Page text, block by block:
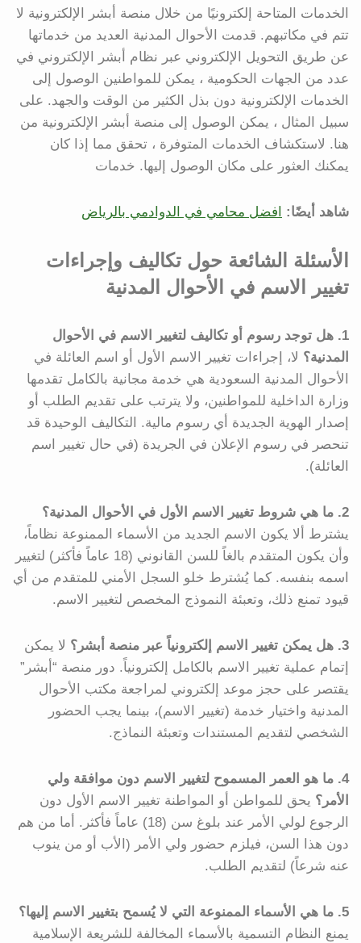
الخدمات المتاحة إلكترونيًا من خلال منصة أبشر الإلكترونية لا
تتم في مكاتبهم. قدمت الأحوال المدنية العديد من خدماتها
عن طريق التحويل الإلكتروني عبر نظام أبشر الإلكتروني في
عدد من الجهات الحكومية ، يمكن للمواطنين الوصول إلى
الخدمات الإلكترونية دون بذل الكثير من الوقت والجهد. على
سبيل المثال ، يمكن الوصول إلى منصة أبشر الإلكترونية من
هنا. لاستكشاف الخدمات المتوفرة ، تحقق مما إذا كان
يمكنك العثور على مكان الوصول إليها. خدمات
شاهد أيضًا: افضل محامي في الدوادمي بالرياض
الأسئلة الشائعة حول تكاليف وإجراءات
تغيير الاسم في الأحوال المدنية
1. هل توجد رسوم أو تكاليف لتغيير الاسم في الأحوال
المدنية؟ لا، إجراءات تغيير الاسم الأول أو اسم العائلة في
الأحوال المدنية السعودية هي خدمة مجانية بالكامل تقدمها
وزارة الداخلية للمواطنين، ولا يترتب على تقديم الطلب أو
إصدار الهوية الجديدة أي رسوم مالية. التكاليف الوحيدة قد
تنحصر في رسوم الإعلان في الجريدة (في حال تغيير اسم
العائلة).
2. ما هي شروط تغيير الاسم الأول في الأحوال المدنية؟
يشترط ألا يكون الاسم الجديد من الأسماء الممنوعة نظاماً،
وأن يكون المتقدم بالغاً للسن القانوني (18 عاماً فأكثر) لتغيير
اسمه بنفسه. كما يُشترط خلو السجل الأمني للمتقدم من أي
قيود تمنع ذلك، وتعبئة النموذج المخصص لتغيير الاسم.
3. هل يمكن تغيير الاسم إلكترونياً عبر منصة أبشر؟
لا يمكن
إتمام عملية تغيير الاسم بالكامل إلكترونياً. دور منصة “أبشر”
يقتصر على حجز موعد إلكتروني لمراجعة مكتب الأحوال
المدنية واختيار خدمة (تغيير الاسم)، بينما يجب الحضور
الشخصي لتقديم المستندات وتعبئة النماذج.
4. ما هو العمر المسموح لتغيير الاسم دون موافقة ولي
الأمر؟ يحق للمواطن أو المواطنة تغيير الاسم الأول دون
الرجوع لولي الأمر عند بلوغ سن (18) عاماً فأكثر. أما من هم
دون هذا السن، فيلزم حضور ولي الأمر (الأب أو من ينوب
عنه شرعاً) لتقديم الطلب.
5. ما هي الأسماء الممنوعة التي لا يُسمح بتغيير الاسم إليها؟
يمنع النظام التسمية بالأسماء المخالفة للشريعة الإسلامية